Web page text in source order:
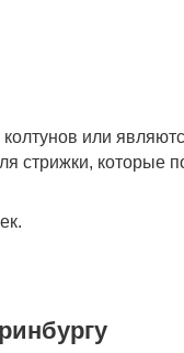
или
стрижки, которые